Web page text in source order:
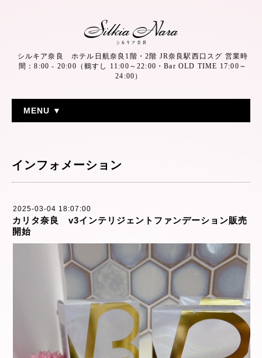
シルキア奈良 ホテル日航奈良1階・2階 JR奈良駅西口スグ 営業時
間：8:00 - 20:00（鶴すし 11:00～22:00・Bar OLD TIME 17:00～
24:00）
MENU ▼
インフォメーション
2025-03-04 18:07:00
カリタ奈良 v3インテリジェントファンデーション販売
開始